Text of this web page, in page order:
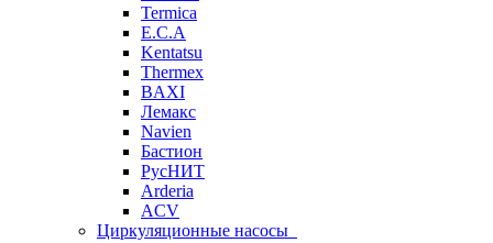
Termica
E.C.A
Kentatsu
Thermex
BAXI
Лемакс
Navien
Бастион
РусНИТ
Arderia
ACV
Циркуляционные насосы